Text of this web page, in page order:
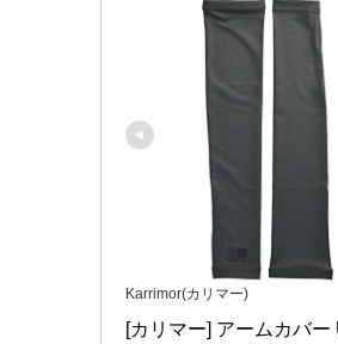
Karrimor(カリマー)
[カリマー] アームカバー